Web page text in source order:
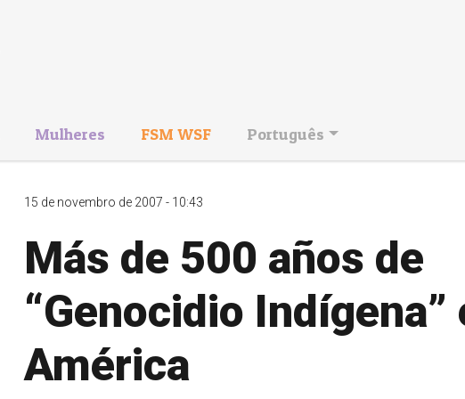
Mulheres FSM WSF Português
15 de novembro de 2007 - 10:43
Más de 500 años de
“Genocidio Indígena”
América